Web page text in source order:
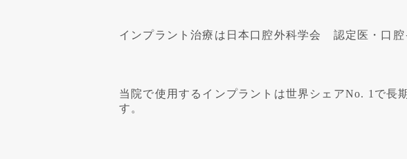
インプラント治療は日本口腔外科学会 認定医・口
当院で使用するインプラントは世界シェアNo. 1で長
す。